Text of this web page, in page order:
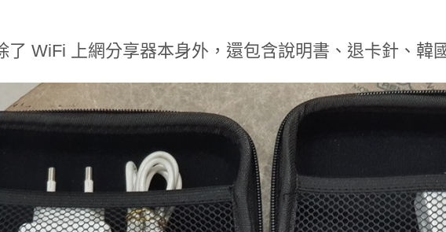
了 WiFi 上網分享器本身外，還包含說明書、退卡針、韓